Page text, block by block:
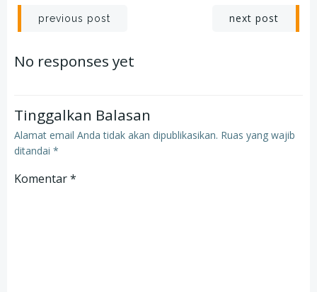
Post
navigation
previous post next post
No responses yet
Tinggalkan Balasan
Alamat email Anda tidak akan dipublikasikan. Ruas yang wajib
ditandai *
Komentar*